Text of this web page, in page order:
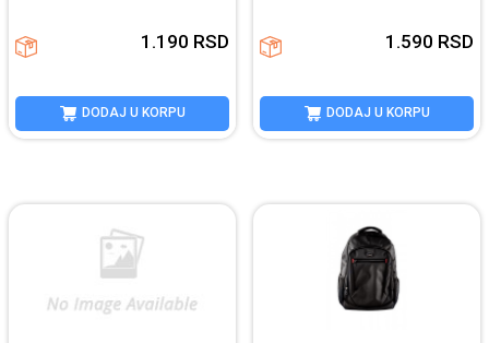
1.190 RSD
DODAJ U KORPU
1.590 RSD
DODAJ U KORPU